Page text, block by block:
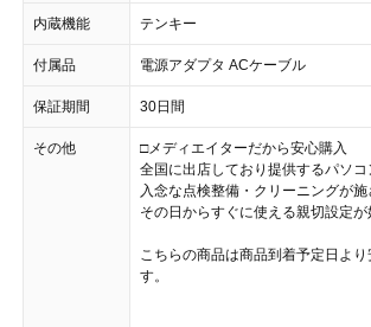
内蔵機能 テンキー
付属品 電源アダプタ ACケーブル
保証期間 30日間
その他
□メディエイターだから安心購入
全国に出店しており提供するパソ
入念な点検整備・クリーニングが
その日からすぐに使える親切設定が
こちらの商品は商品到着予定日よ
す。